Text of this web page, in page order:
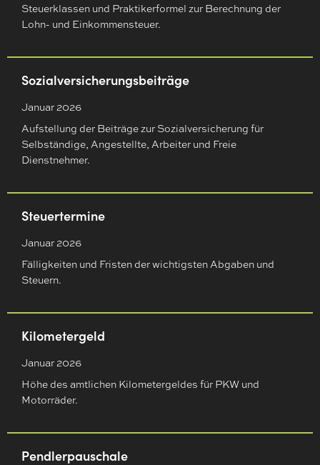
Steuerklassen und Praktikerformel zur Berechnung der
Lohn- und Einkommensteuer.
Sozialversicherungsbeiträge
Januar 2026
Aufstellung der Beiträge zur Sozialversicherung für
Selbständige, Angestellte, Arbeiter und Freie
Dienstnehmer.
Steuertermine
Januar 2026
Fälligkeiten und Fristen der wichtigsten Abgaben und
Steuern.
Kilometergeld
Januar 2026
Höhe des amtlichen Kilometergeldes für PKW und
Motorräder.
Pendlerpauschale